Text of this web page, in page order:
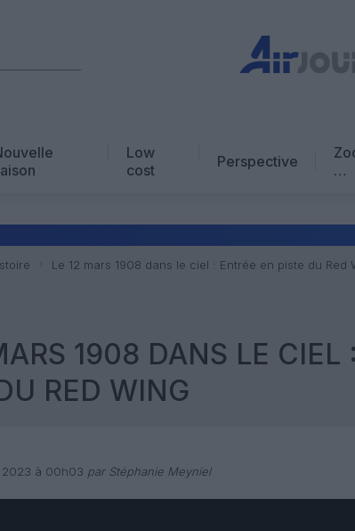
Low
cost
Perspective
…
Le 12 mars 1908 dans le ciel : Entrée en piste du Red
1908 DANS LE CIEL
RED WING
2023 à 00h03 par Stéphanie Meyniel